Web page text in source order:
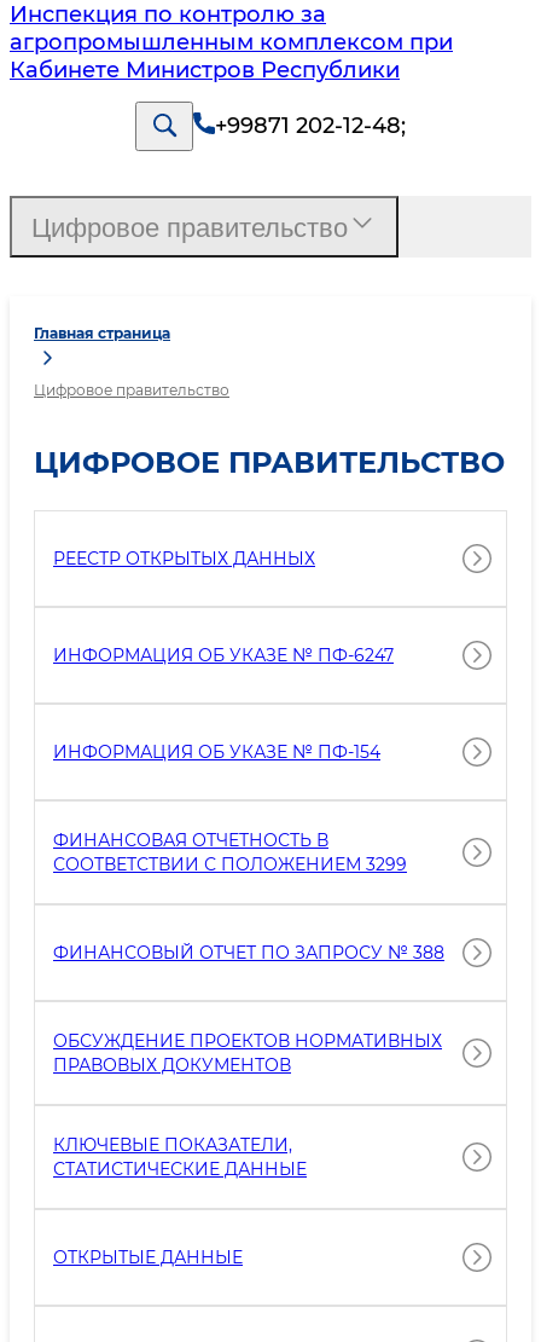
Инспекция по контролю за
агропромышленным комплексом при
Кабинете Министров Республики
+99871 202-12-48;
Главная страница
Цифровое правительство
ЦИФРОВОЕ ПРАВИТЕЛЬСТВО
РЕЕСТР ОТКРЫТЫХ ДАННЫХ
ИНФОРМАЦИЯ ОБ УКАЗЕ № ПФ-6247
ИНФОРМАЦИЯ ОБ УКАЗЕ № ПФ-154
ФИНАНСОВАЯ ОТЧЕТНОСТЬ В
СООТВЕТСТВИИ С ПОЛОЖЕНИЕМ 3299
ФИНАНСОВЫЙ ОТЧЕТ ПО ЗАПРОСУ № 388
ОБСУЖДЕНИЕ ПРОЕКТОВ НОРМАТИВНЫХ
ПРАВОВЫХ ДОКУМЕНТОВ
КЛЮЧЕВЫЕ ПОКАЗАТЕЛИ,
СТАТИСТИЧЕСКИЕ ДАННЫЕ
ОТКРЫТЫЕ ДАННЫЕ
Цифровое правительство